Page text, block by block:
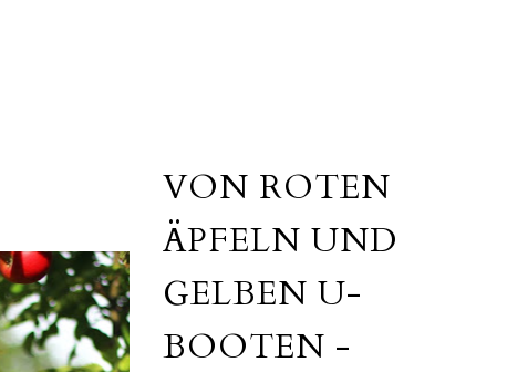
VON ROTEN
ÄPFELN UND
GELBEN U-
BOOTEN -